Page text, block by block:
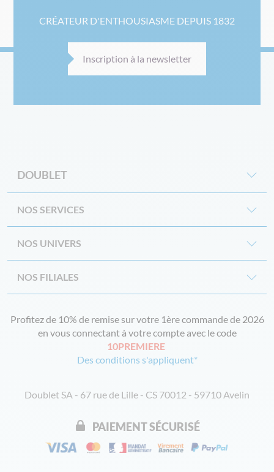
CRÉATEUR D'ENTHOUSIASME DEPUIS 1832
Inscription à la newsletter
DOUBLET
NOS SERVICES
NOS UNIVERS
NOS FILIALES
Profitez de 10% de remise sur votre 1ère commande de 2026
en vous connectant à votre compte avec le code
10PREMIERE
Des conditions s'appliquent*
Doublet SA - 67 rue de Lille - CS 70012 - 59710 Avelin
PAIEMENT SÉCURISÉ